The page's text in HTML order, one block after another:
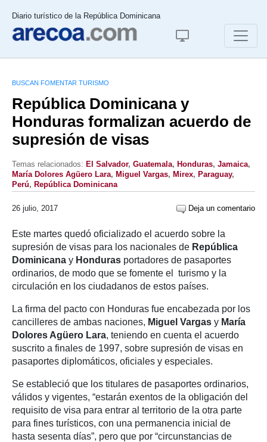
Diario turístico de la República Dominicana
BUSCAN FOMENTAR TURISMO
República Dominicana y
Honduras formalizan acuerdo de
supresión de visas
Temas relacionados: El Salvador, Guatemala, Honduras, Jamaica,
María Dolores Agüero Lara, Miguel Vargas, Mirex, Paraguay,
Perú, República Dominicana
26 julio, 2017 Deja un comentario
Este martes quedó oficializado el acuerdo sobre la
supresión de visas para los nacionales de República
Dominicana y Honduras portadores de pasaportes
ordinarios, de modo que se fomente el turismo y la
circulación en los ciudadanos de estos países.
La firma del pacto con Honduras fue encabezada por los
cancilleres de ambas naciones, Miguel Vargas y María
Dolores Agüero Lara, teniendo en cuenta el acuerdo
suscrito a finales de 1997, sobre supresión de visas en
pasaportes diplomáticos, oficiales y especiales.
Se estableció que los titulares de pasaportes ordinarios,
válidos y vigentes, “estarán exentos de la obligación del
requisito de visa para entrar al territorio de la otra parte
para fines turísticos, con una permanencia inicial de
hasta sesenta días”, pero que por “circunstancias de